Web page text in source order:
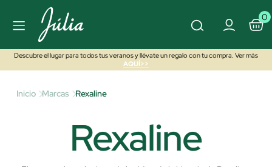
0
Descubre el lugar para todos tus veranos y llévate un regalo con tu compra. Ver más
AQUÍ>>
Inicio Marcas Rexaline
Rexaline